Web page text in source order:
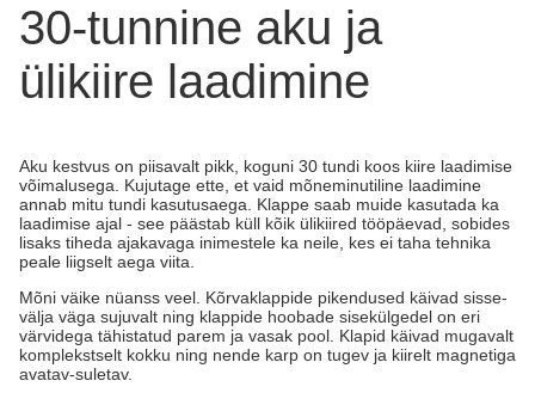
30-tunnine aku ja
ülikiire laadimine
Aku kestvus on piisavalt pikk, koguni 30 tundi koos kiire laadimise
võimalusega. Kujutage ette, et vaid mõneminutiline laadimine
annab mitu tundi kasutusaega. Klappe saab muide kasutada ka
laadimise ajal - see päästab küll kõik ülikiired tööpäevad, sobides
lisaks tiheda ajakavaga inimestele ka neile, kes ei taha tehnika
peale liigselt aega viita.
Mõni väike nüanss veel. Kõrvaklappide pikendused käivad sisse-
välja väga sujuvalt ning klappide hoobade sisekülgedel on eri
värvidega tähistatud parem ja vasak pool. Klapid käivad mugavalt
komplekstselt kokku ning nende karp on tugev ja kiirelt magnetiga
avatav-suletav.